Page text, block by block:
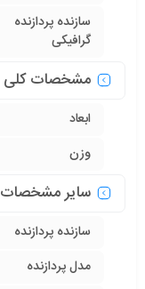
سازنده پردازنده
گرافیکی
مشخصات کلی
ابعاد
وزن
سایر مشخصات
سازنده پردازنده
مدل پردازنده